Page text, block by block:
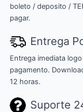
boleto / deposito /
pagar.
Entrega
Entrega imediata
pagamento.
12 horas.
Suporte